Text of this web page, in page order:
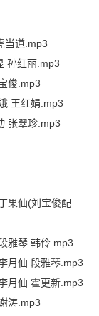
当道.mp3
孙红丽.mp3
俊.mp3
王红娟.mp3
张翠珍.mp3
果仙(刘宝俊配
雅琴 韩伶.mp3
月仙 段雅琴.mp3
月仙 霍更新.mp3
涛.mp3